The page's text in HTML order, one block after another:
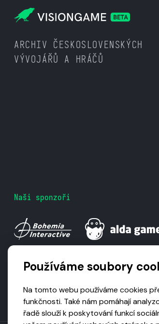
ARCHIV ČESKOSLOVENSKÝCH
VÝVOJÁŘŮ A HRÁČŮ
Naši sponzoři
Používáme soubory
Na tomto webu používáme cookies
funkčnosti. Také nám pomáhají
řadě slouží k poskytování funkcí